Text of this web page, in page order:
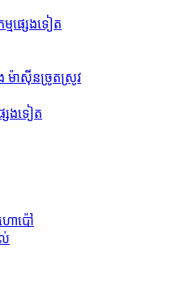
មផ្សេងទៀត
ម៉ាស៊ីនច្រូតស្រូវ
េងទៀត
ហោប៉ៅ